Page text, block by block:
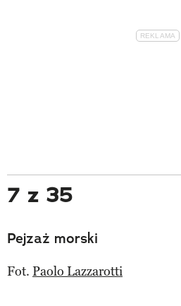
7 z 35
Pejzaż morski
Fot. Paolo Lazzarotti